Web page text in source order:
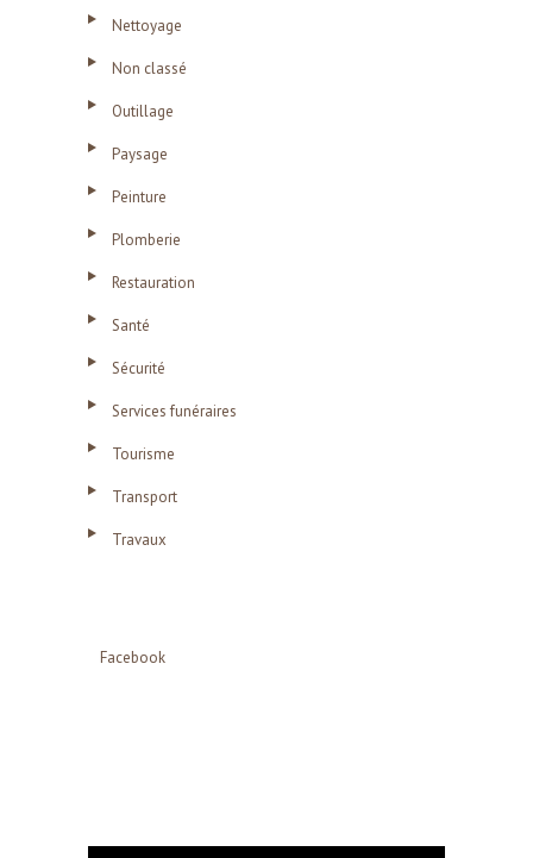
Nettoyage
Non classé
Outillage
Paysage
Peinture
Plomberie
Restauration
Santé
Sécurité
Services funéraires
Tourisme
Transport
Travaux
Facebook